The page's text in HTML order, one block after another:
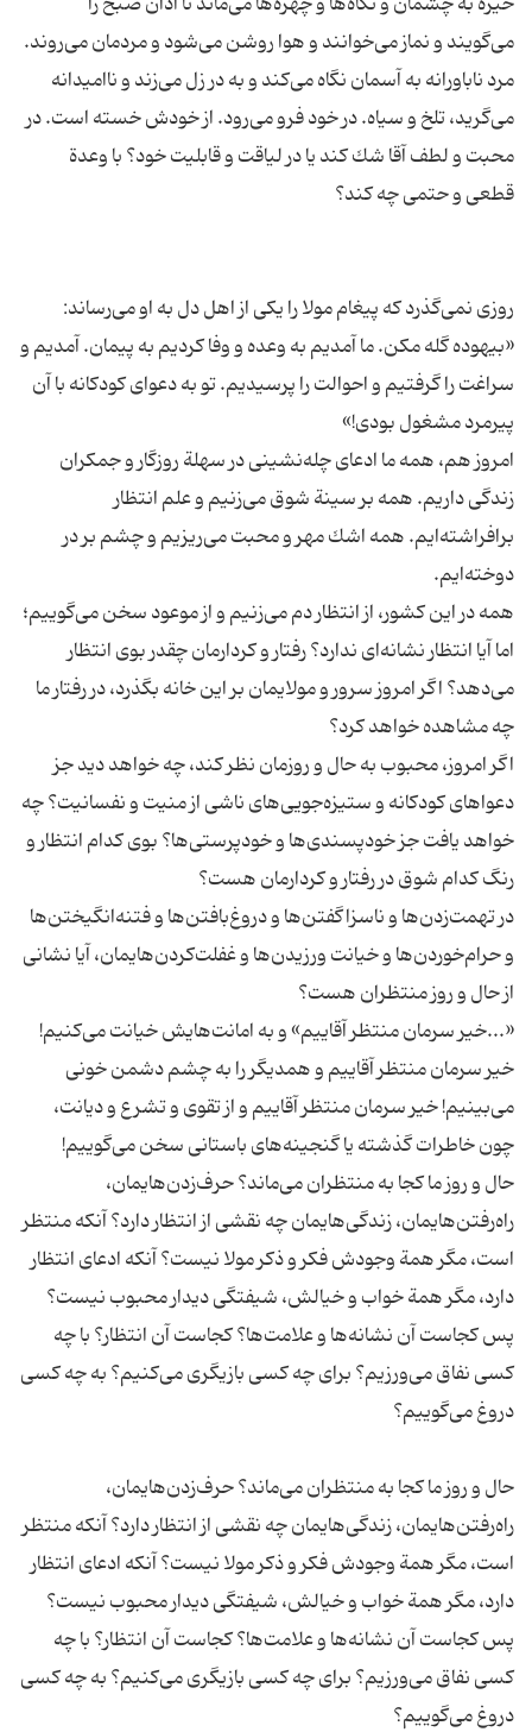
می‌گویند و نماز می‌خوانند و هوا روشن می‌شود و مردمان می‌روند.
مرد ناباورانه به آسمان نگاه می‌كند و به در زل می‌زند و ناامیدانه
می‌گرید، تلخ و سیاه. در خود فرو می‌رود. از خودش خسته است. در
محبت و لطف آقا شك كند یا در لیاقت و قابلیت خود؟ با وعدة
روزی نمی‌گذرد كه پیغام مولا را یكی از اهل دل به او می‌رساند:
«بیهوده گله مكن. ما آمدیم به وعده و وفا كردیم به پیمان. آمدیم و
سراغت را گرفتیم و احوالت را پرسیدیم. تو به دعوای كودكانه با آن
امروز هم، همه ما ادعای چله‌نشینی در سهلة روزگار و جمكران
زندگی داریم. همه بر سینة شوق می‌زنیم و علم انتظار
برافراشته‌ایم. همه اشك مهر و محبت می‌ریزیم و چشم بر در
همه در این كشور، از انتظار دم می‌زنیم و از موعود سخن می‌گوییم؛
اما آیا انتظار نشانه‌ای ندارد؟ رفتار و كردارمان چقدر بوی انتظار
می‌دهد؟ اگر امروز سرور و مولایمان بر این خانه بگذرد، در رفتار ما
اگر امروز، محبوب به حال و روزمان نظر كند، چه خواهد دید جز
دعواهای كودكانه و ستیزه‌جویی‌های ناشی از منیت و نفسانیت؟ چه
خواهد یافت جز خودپسندی‌ها و خودپرستی‌ها؟ بوی كدام انتظار و
در تهمت‌زدن‌ها و ناسزاگفتن‌ها و دروغ‌بافتن‌ها و فتنه‌انگیختن‌ها
و حرام‌خوردن‌ها و خیانت‌ ورزیدن‌ها و غفلت‌كردن‌هایمان، آیا نشانی
«...خیر سرمان منتظر آقاییم» و به امانت‌هایش خیانت می‌كنیم!
خیر سرمان منتظر آقاییم و همدیگر را به چشم دشمن خونی
می‌بینیم! خیر سرمان منتظر آقاییم و از تقوى و تشرع و دیانت،
حال و روز ما كجا به منتظران می‌ماند؟ حرف‌زدن‌هایمان،
راه‌رفتن‌هایمان، زندگی‌هایمان چه نقشی از انتظار دارد؟ آنكه منتظر
است، مگر همة وجودش فكر و ذكر مولا نیست؟ آنكه ادعای انتظار
پس كجاست آن نشانه‌ها و علامت‌ها؟ كجاست آن انتظار؟ با چه
كسی نفاق می‌ورزیم؟ برای چه كسی بازیگری می‌كنیم؟ به چه كسی
حال و روز ما كجا به منتظران می‌ماند؟ حرف‌زدن‌هایمان،
راه‌رفتن‌هایمان، زندگی‌هایمان چه نقشی از انتظار دارد؟ آنكه منتظر
است، مگر همة وجودش فكر و ذكر مولا نیست؟ آنكه ادعای انتظار
دارد، مگر همة خواب و خیالش، شیفتگی دیدار محبوب نیست؟
پس كجاست آن نشانه‌ها و علامت‌ها؟ كجاست آن انتظار؟ با چه
كسی نفاق می‌ورزیم؟ برای چه كسی بازیگری می‌كنیم؟ به چه كسی